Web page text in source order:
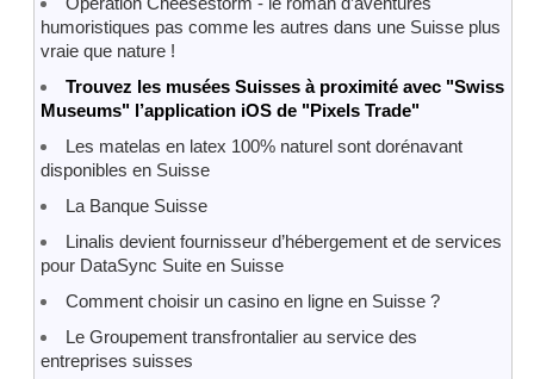
humoristiques pas comme les autres dans une Suisse plus
vraie que nature !
Trouvez les musées Suisses à proximité avec "Swiss
Museums" l’application iOS de "Pixels Trade"
Les matelas en latex 100% naturel sont dorénavant
disponibles en Suisse
La Banque Suisse
Linalis devient fournisseur d’hébergement et de services
pour DataSync Suite en Suisse
Comment choisir un casino en ligne en Suisse ?
Le Groupement transfrontalier au service des
entreprises suisses